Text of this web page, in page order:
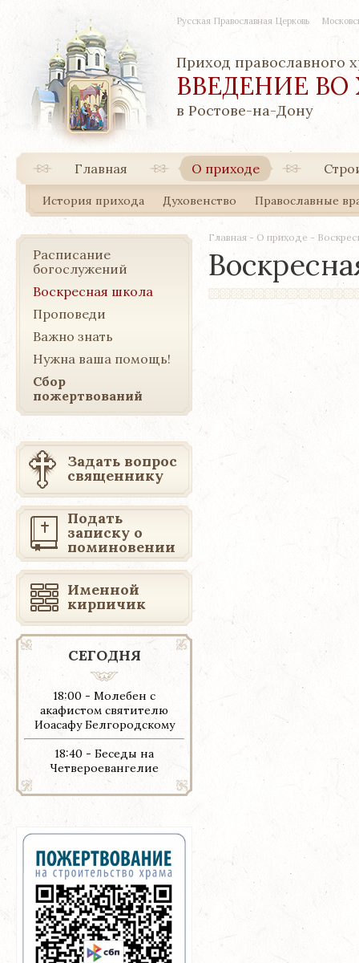
Русская Православная Церковь
Приход православного
ВВЕДЕНИЕ
в Ростове-на-Дону
Главная О приходе
История прихода Духовенство Православные
Главная - О приходе -
Расписание
богослужений
Воскресная школа
Проповеди
Важно знать
Нужна ваша помощь!
Сбор
пожертвований
Задать вопрос
священнику
Подать
записку о
поминовении
Именной
кирпичик
СЕГОДНЯ
18:00 - Молебен с
акафистом святителю
Иоасафу Белгородскому
18:40 - Беседы на
Четвероевангелие